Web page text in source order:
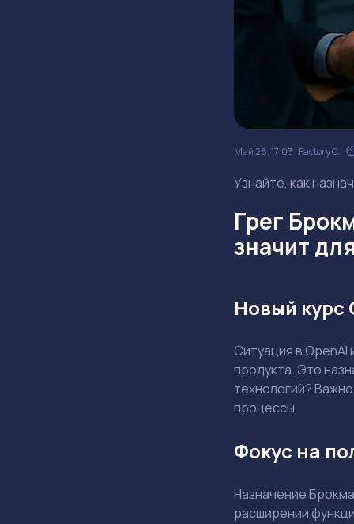
Май 28, 17:03 Factory C.
Узнайте, как
Грег
значит
Новый курс
Ситуация в
продукта. Это
технологий?
процессы.
Фокус на
Назначение
расширении